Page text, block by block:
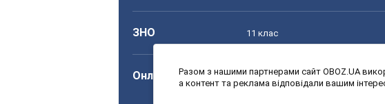
ЗНО 11 клас
Онлайн уроки 1 клас 2 клас 3 клас 4
Разом з нашими партнерами сайт OBOZ.UA
а контент та реклама відповідали вашим